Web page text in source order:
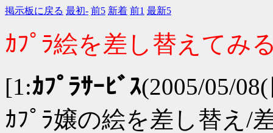
掲示板に戻る 最初- 前5 新着 前1 最新5
ｶﾌﾟﾗ絵を差し替えてみ
[1:ｶﾌﾟﾗｻｰﾋﾞｽ(2005/05/
ｶﾌﾟﾗ嬢の絵を差し替え/